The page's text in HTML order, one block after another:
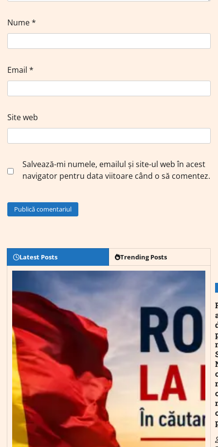
Nume*
Email *
Site web
Salvează-mi numele, emailul și site-ul web în acest
navigator pentru data viitoare când o să comentez.
Latest Posts Trending Posts